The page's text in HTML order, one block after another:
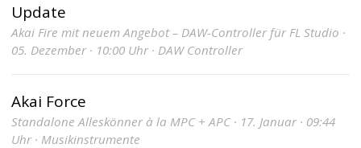
Update
Akai Fire mit neuem Angebot – DAW-Controller für FL Studio ·
05. Dezember · 10:00 Uhr · DAW Controller
Akai Force
Standalone Alleskönner à la MPC + APC · 17. Januar · 09:44
Uhr · Musikinstrumente